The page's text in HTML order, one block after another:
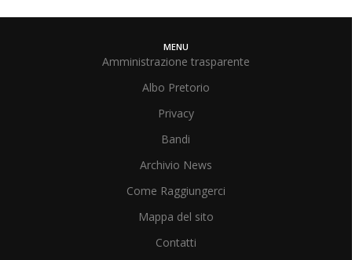
MENU
Amministrazione trasparente
Albo Pretorio
Privacy
Bandi
Archivio News
Come Raggiungerci
Mappa del sito
Contatti